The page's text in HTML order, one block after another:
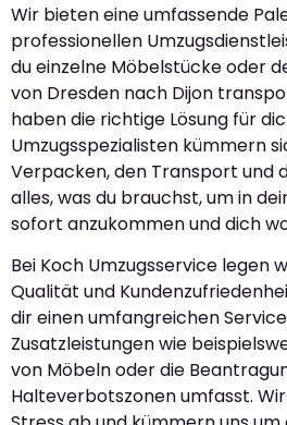
Wir bieten eine umfassende
professionellen
du einzelne Möbelstücke oder
von Dresden nach Dijon
haben die richtige Lösung für
Umzugsspezialisten kümmern
Verpacken, den Transport und
alles, was du brauchst, um in
sofort anzukommen und dich
Bei Koch Umzugsservice legen
Qualität und
dir einen umfangreichen
Zusatzleistungen wie
von Möbeln oder die
Halteverbotszonen umfasst.